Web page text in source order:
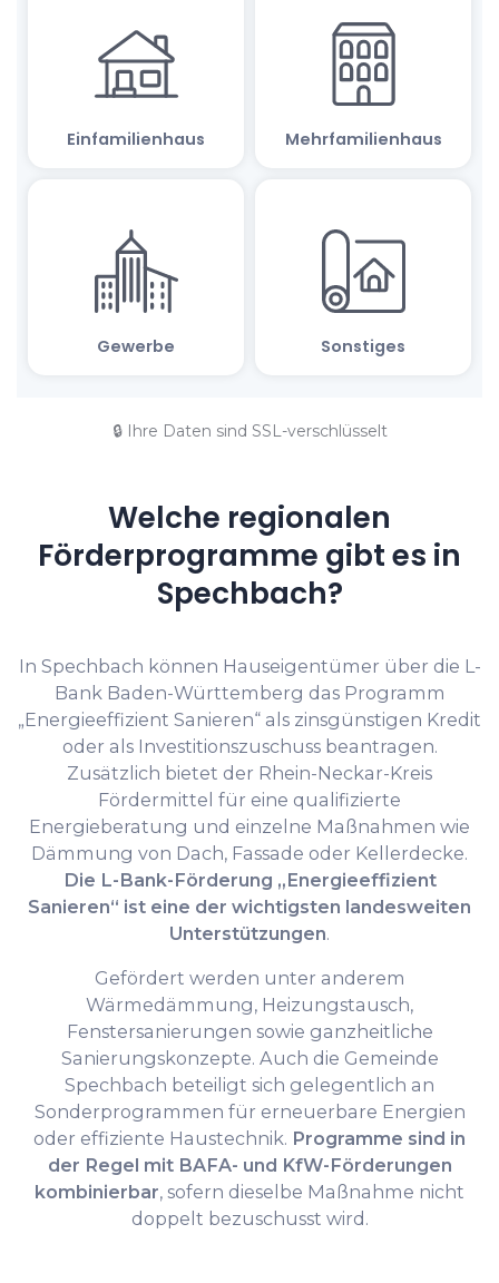
🔒 Ihre Daten sind SSL-verschlüsselt
Welche regionalen
Förderprogramme gibt es in
Spechbach?
In Spechbach können Hauseigentümer über die L-
Bank Baden-Württemberg das Programm
„Energieeffizient Sanieren“ als zinsgünstigen Kredit
oder als Investitions­zuschuss beantragen.
Zusätzlich bietet der Rhein-Neckar-Kreis
Fördermittel für eine qualifizierte
Energieberatung und einzelne Maßnahmen wie
Dämmung von Dach, Fassade oder Kellerdecke.
Die L-Bank-Förderung „Energieeffizient
Sanieren“ ist eine der wichtigsten landesweiten
Unterstützungen.
Gefördert werden unter anderem
Wärmedämmung, Heizungstausch,
Fenstersanierungen sowie ganzheitliche
Sanierungskonzepte. Auch die Gemeinde
Spechbach beteiligt sich gelegentlich an
Sonderprogrammen für erneuerbare Energien
oder effiziente Haustechnik. Programme sind in
der Regel mit BAFA- und KfW-Förderungen
kombinierbar, sofern dieselbe Maßnahme nicht
doppelt bezuschusst wird.